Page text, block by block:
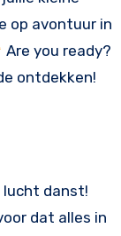
op avontuur in
Are you ready?
ontdekken!
lucht danst!
dat alles in